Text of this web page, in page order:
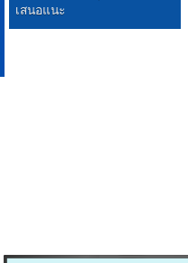
เสนอแนะ